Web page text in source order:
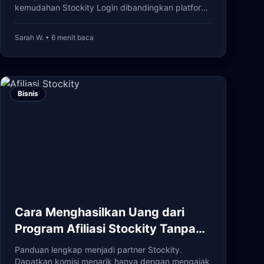
kemudahan Stockity Login dibandingkan platform
Sarah W. • 6 menit baca
Bisnis
Cara Menghasilkan Uang dari
Program Afiliasi Stockity Tanpa
Trading
Panduan lengkap menjadi partner Stockity.
Dapatkan komisi menarik hanya dengan mengajak